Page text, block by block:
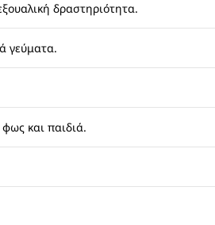
δραστηριότητα.
γεύματα.
και παιδιά.